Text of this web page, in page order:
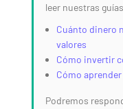
leer nuestras
Cuánto dinero
valores
Cómo invertir
Cómo
Podremos